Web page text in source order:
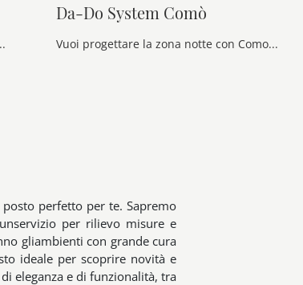
By Side Comò in melaminico per spazi moderni.
Da-Do System Comò
Vuoi progettare la zona notte con Comodini e mobili con cassetti di Alf Da Frè? Ecco qui il modello Da-Do System Comò in melaminico per spazi moderni.
perfetto per te. Sapremo
per rilievo misure e
gliambienti con grande cura
ideale per scoprire novità e
eleganza e di funzionalità, tra